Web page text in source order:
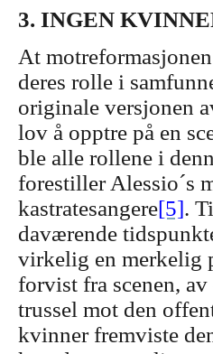
3. INGEN
At
deres rolle i
originale versjonen
lov å opptre på en
ble alle rollene i
forestiller Alessio´s
kastratesangere[5].
daværende
virkelig en merkelig
forvist fra scenen,
trussel mot den
kvinner fremviste